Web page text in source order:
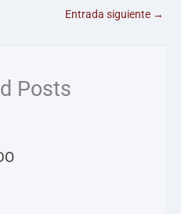
Entrada siguiente →
Posts